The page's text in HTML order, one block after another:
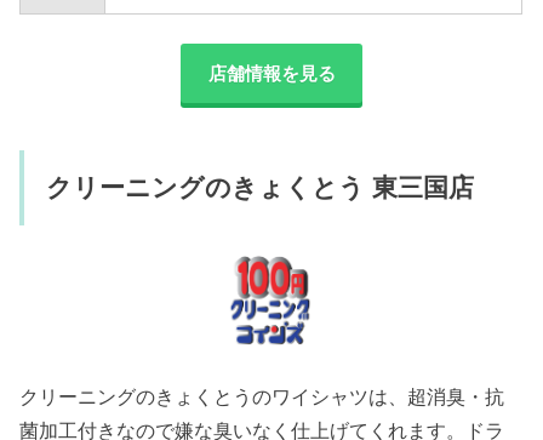
店舗情報を見る
クリーニングのきょくとう 東三国店
クリーニングのきょくとうのワイシャツは、超消臭・抗
菌加工付きなので嫌な臭いなく仕上げてくれます。ドラ